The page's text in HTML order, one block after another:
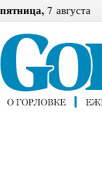
пятница, 7 августа